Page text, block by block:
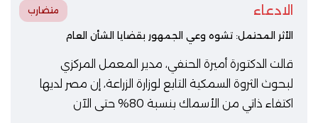
الادعاء متضارب
الأثر المحتمل: تشوه وعي الجمهور بقضايا الشأن العام
قالت الدكتورة أميرة الحنفي، مدير المعمل المركزي
لبحوث الثروة السمكية التابع لوزارة الزراعة، إن مصر لديها
اكتفاء ذاتي من الأسماك بنسبة 80% حتى الآن